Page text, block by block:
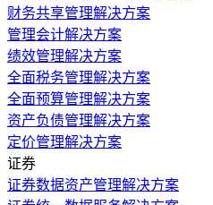
财务共享管理解决方案
管理会计解决方案
绩效管理解决方案
全面税务管理解决方案
全面预算管理解决方案
资产负债管理解决方案
定价管理解决方案
证券
证券数据资产管理解决方案